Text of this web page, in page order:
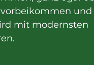
und
mit modernsten